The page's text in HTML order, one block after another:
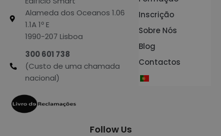
Alameda dos Oceanos 1.06
1.1A 1º E
1990-207 Lisboa
300 601 738
(Custo de uma chamada
nacional)
Inscrição
Sobre Nós
Blog
Contactos
Follow Us